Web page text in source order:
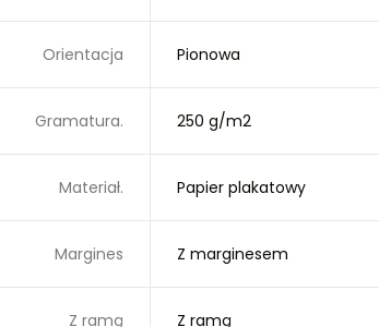
Orientacja Pionowa
Gramatura. 250 g/m2
Materiał. Papier plakatowy
Margines Z marginesem
Z ramą Z ramą